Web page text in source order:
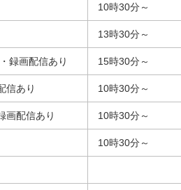
10時30分～
13時30分～
録画配信あり 15時30分～
信あり 10時30分～
画配信あり 10時30分～
10時30分～